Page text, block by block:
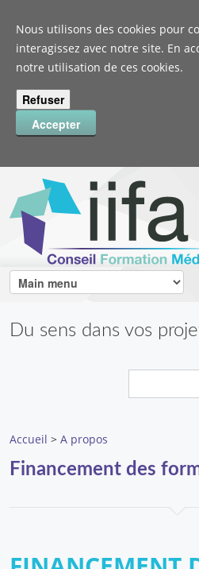
Nous utilisons des cookies pour
interagissez avec notre site. En
notre utilisation de ces cookies.
Du sens dans vos
Accueil > A propos
Financement des